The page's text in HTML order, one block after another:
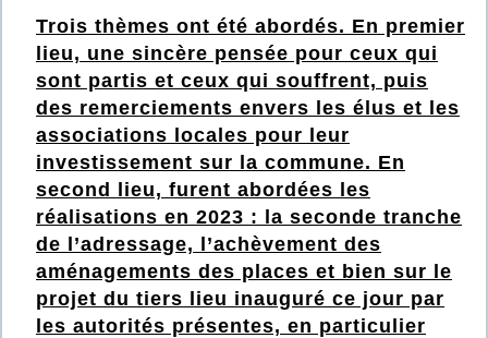
Trois thèmes ont été abordés. En premier
lieu, une sincère pensée pour ceux qui
sont partis et ceux qui souffrent, puis
des remerciements envers les élus et les
associations locales pour leur
investissement sur la commune. En
second lieu, furent abordées les
réalisations en 2023 : la seconde tranche
de l’adressage, l’achèvement des
aménagements des places et bien sur le
projet du tiers lieu inauguré ce jour par
les autorités présentes, en particulier